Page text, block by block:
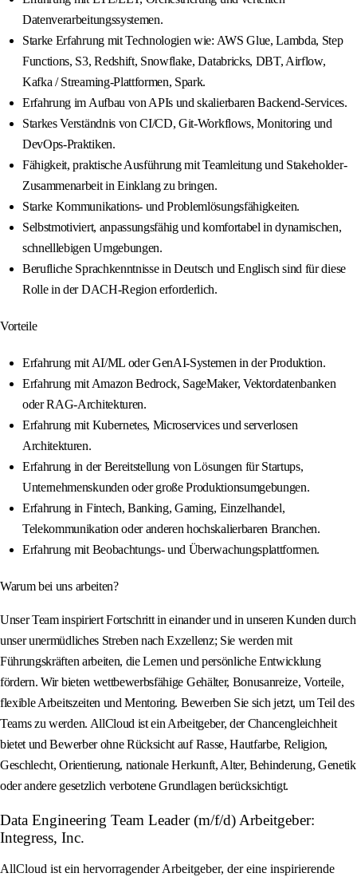
Datenverarbeitungssystemen.
Starke Erfahrung mit Technologien wie: AWS Glue, Lambda, Step
Functions, S3, Redshift, Snowflake, Databricks, DBT, Airflow,
Kafka / Streaming-Plattformen, Spark.
Erfahrung im Aufbau von APIs und skalierbaren Backend-Services.
Starkes Verständnis von CI/CD, Git-Workflows, Monitoring und
DevOps-Praktiken.
Fähigkeit, praktische Ausführung mit Teamleitung und Stakeholder-
Zusammenarbeit in Einklang zu bringen.
Starke Kommunikations- und Problemlösungsfähigkeiten.
Selbstmotiviert, anpassungsfähig und komfortabel in dynamischen,
schnelllebigen Umgebungen.
Berufliche Sprachkenntnisse in Deutsch und Englisch sind für diese
Rolle in der DACH-Region erforderlich.
Vorteile
Erfahrung mit AI/ML oder GenAI-Systemen in der Produktion.
Erfahrung mit Amazon Bedrock, SageMaker, Vektordatenbanken
oder RAG-Architekturen.
Erfahrung mit Kubernetes, Microservices und serverlosen
Architekturen.
Erfahrung in der Bereitstellung von Lösungen für Startups,
Unternehmenskunden oder große Produktionsumgebungen.
Erfahrung in Fintech, Banking, Gaming, Einzelhandel,
Telekommunikation oder anderen hochskalierbaren Branchen.
Erfahrung mit Beobachtungs- und Überwachungsplattformen.
Warum bei uns arbeiten?
Unser Team inspiriert Fortschritt in einander und in unseren Kunden durch
unser unermüdliches Streben nach Exzellenz; Sie werden mit
Führungskräften arbeiten, die Lernen und persönliche Entwicklung
fördern. Wir bieten wettbewerbsfähige Gehälter, Bonusanreize, Vorteile,
flexible Arbeitszeiten und Mentoring. Bewerben Sie sich jetzt, um Teil des
Teams zu werden. AllCloud ist ein Arbeitgeber, der Chancengleichheit
bietet und Bewerber ohne Rücksicht auf Rasse, Hautfarbe, Religion,
Geschlecht, Orientierung, nationale Herkunft, Alter, Behinderung, Genetik
oder andere gesetzlich verbotene Grundlagen berücksichtigt.
Data Engineering Team Leader (m/f/d) Arbeitgeber:
Integress, Inc.
AllCloud ist ein hervorragender Arbeitgeber, der eine inspirierende